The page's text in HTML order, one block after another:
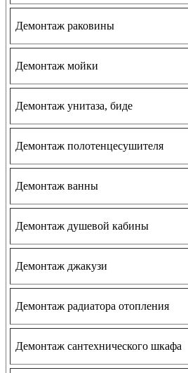
Демонтаж раковины
Демонтаж мойки
Демонтаж унитаза, биде
Демонтаж полотенцесушителя
Демонтаж ванны
Демонтаж душевой кабины
Демонтаж джакузи
Демонтаж радиатора отопления
Демонтаж сантехнического шкафа